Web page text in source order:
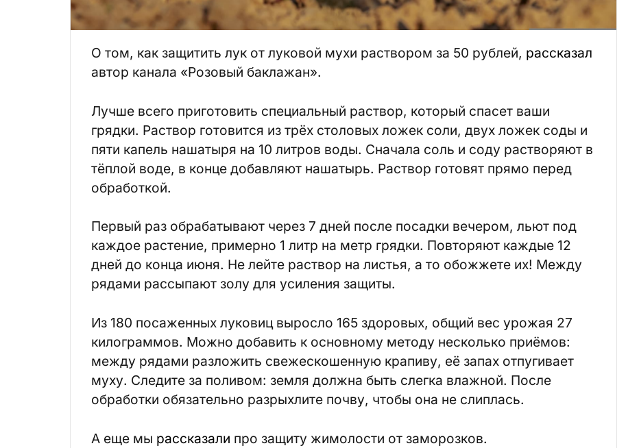
О том, как защитить лук от луковой мухи раствором за 50 рублей, рассказал
автор канала «Розовый баклажан».
Лучше всего приготовить специальный раствор, который спасет ваши
грядки. Раствор готовится из трёх столовых ложек соли, двух ложек соды и
пяти капель нашатыря на 10 литров воды. Сначала соль и соду растворяют в
тёплой воде, в конце добавляют нашатырь. Раствор готовят прямо перед
обработкой.
Первый раз обрабатывают через 7 дней после посадки вечером, льют под
каждое растение, примерно 1 литр на метр грядки. Повторяют каждые 12
дней до конца июня. Не лейте раствор на листья, а то обожжете их! Между
рядами рассыпают золу для усиления защиты.
Из 180 посаженных луковиц выросло 165 здоровых, общий вес урожая 27
килограммов. Можно добавить к основному методу несколько приёмов:
между рядами разложить свежескошенную крапиву, её запах отпугивает
муху. Следите за поливом: земля должна быть слегка влажной. После
обработки обязательно разрыхлите почву, чтобы она не слиплась.
А еще мы рассказали про защиту жимолости от заморозков.